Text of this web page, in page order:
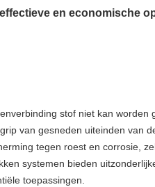
en economische
stof niet kan worden
van gesneden uiteinden van
tegen roest en corrosie,
systemen bieden
toepassingen.